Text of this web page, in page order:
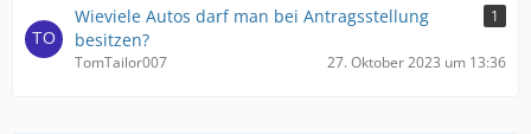
Wieviele Autos darf man bei Antragsstellung
besitzen?
1
TomTailor007 27. Oktober 2023 um 13:36